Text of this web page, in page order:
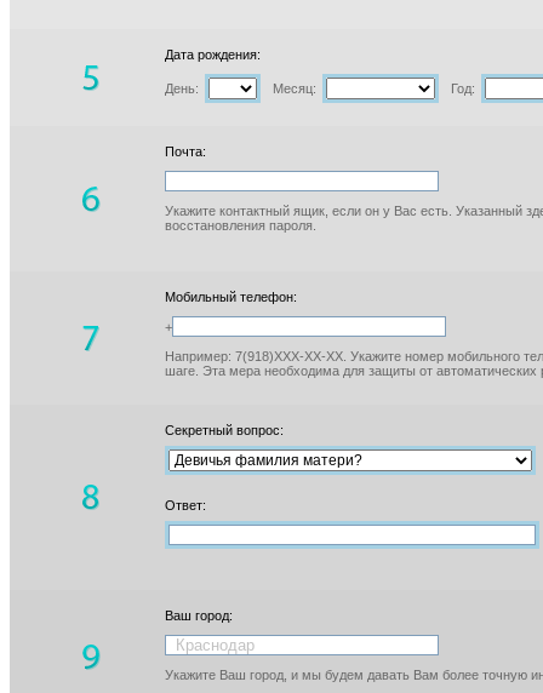
Дата рождения:
День: Месяц: Год:
Почта:
Укажите контактный ящик, если он у Вас есть. Указанный
восстановления пароля.
Мобильный телефон:
+
Например: 7(918)XXX-XX-XX. Укажите номер мобильного
шаге. Эта мера необходима для защиты от автоматических
Секретный вопрос:
Ответ:
Ваш город:
Укажите Ваш город, и мы будем давать Вам более точную